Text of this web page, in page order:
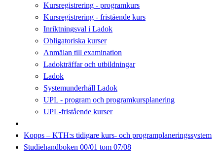
Kursregistrering - programkurs
Kursregistrering - fristående kurs
Inriktningsval i Ladok
Obligatoriska kurser
Anmälan till examination
Ladokträffar och utbildningar
Ladok
Systemunderhåll Ladok
UPL - program och programkursplanering
UPL-fristående kurser
Kopps – KTH:s tidigare kurs- och programplaneringssystem
Studiehandboken 00/01 tom 07/08